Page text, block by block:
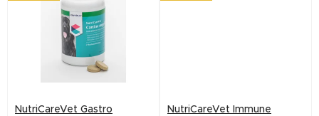
NutriCareVet Gastro
NutriCareVet Immune